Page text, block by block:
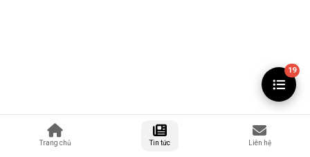
19
Trang chủ Tin tức Liên hệ